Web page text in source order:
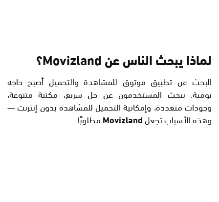
لماذا يبحث الناس عن Movizland؟
البحث عن تطبيق موثوق للمشاهدة والتحميل أصبح حاجة
يومية. يبحث المستخدمون عن حل سريع، مكتبة متنوعة،
وجودات متعددة، وإمكانية التحميل للمشاهدة بدون إنترنت —
وهذه الأسباب تجعلMovizlandمطلوبًا.